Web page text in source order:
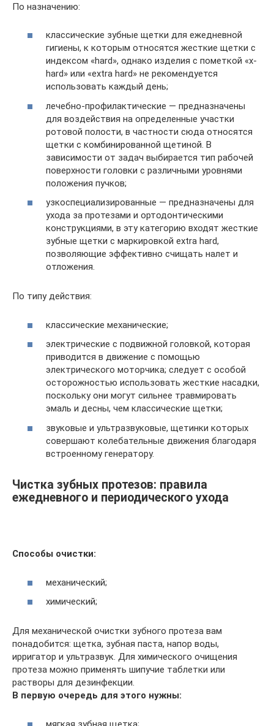
По назначению:
классические зубные щетки для ежедневной
гигиены, к которым относятся жесткие щетки с
индексом «hard», однако изделия с пометкой «x-
hard» или «extra hard» не рекомендуется
использовать каждый день;
лечебно-профилактические — предназначены
для воздействия на определенные участки
ротовой полости, в частности сюда относятся
щетки с комбинированной щетиной. В
зависимости от задач выбирается тип рабочей
поверхности головки с различными уровнями
положения пучков;
узкоспециализированные — предназначены для
ухода за протезами и ортодонтическими
конструкциями, в эту категорию входят жесткие
зубные щетки с маркировкой extra hard,
позволяющие эффективно счищать налет и
отложения.
По типу действия:
классические механические;
электрические с подвижной головкой, которая
приводится в движение с помощью
электрического моторчика; следует с особой
осторожностью использовать жесткие насадки,
поскольку они могут сильнее травмировать
эмаль и десны, чем классические щетки;
звуковые и ультразвуковые, щетинки которых
совершают колебательные движения благодаря
встроенному генератору.
Чистка зубных протезов: правила
ежедневного и периодического ухода
Способы очистки:
механический;
химический;
Для механической очистки зубного протеза вам
понадобится: щетка, зубная паста, напор воды,
ирригатор и ультразвук. Для химического очищения
протеза можно применять шипучие таблетки или
растворы для дезинфекции.
В первую очередь для этого нужны: